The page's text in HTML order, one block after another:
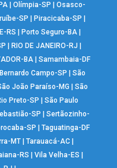
|Olímpia-SP |Osasco-
SP Piracicaba-SP
RS Porto Seguro-BA
RIO DE JANEIRO-RJ
BA| Samambaia-DF
Campo-SP |São
João Paraíso-MG |São
Preto-SP |São Paulo
SP |Sertãozinho-
SP |Taguatinga-DF
MT| Tarauacá-AC|
RS |Vila Velha-ES